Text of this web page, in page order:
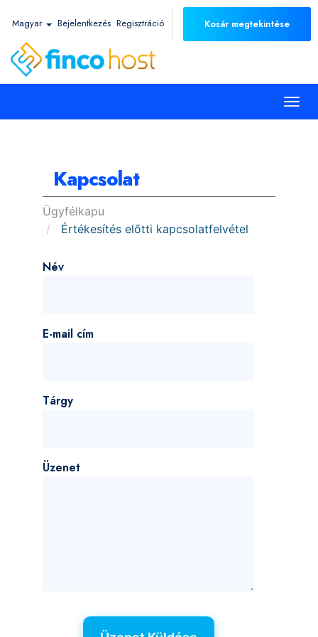
Magyar Bejelentkezés Regisztráció Kosár megtekintése
Kapcsolat
Ügyfélkapu
Értékesítés előtti kapcsolatfelvétel
Név
E-mail cím
Tárgy
Üzenet